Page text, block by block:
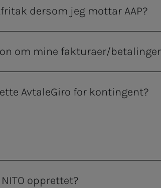
dersom jeg mottar AAP?
om mine fakturaer/
AvtaleGiro for kontingent?
opprettet?